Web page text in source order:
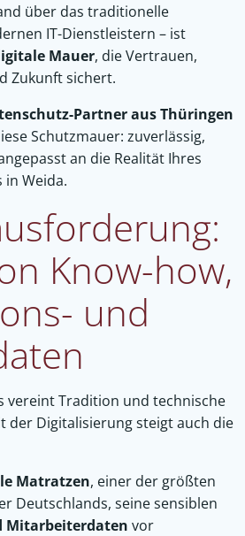
über das traditionelle
IT-Dienstleistern – ist
Mauer, die Vertrauen,
Zukunft sichert.
Partner aus Thüringen
Schutzmauer: zuverlässig,
an die Realität Ihres
Weida.
Know-how,
und
vereint Tradition und technische
der Digitalisierung steigt auch die
Matratzen, einer der größten
Deutschlands, seine sensiblen
Mitarbeiterdaten vor